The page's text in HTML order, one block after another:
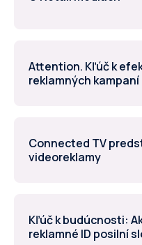
Attention. Kľúč k
reklamných kampaní
Connected TV
videoreklamy
Kľúč k budúcnosti:
reklamné ID posilní